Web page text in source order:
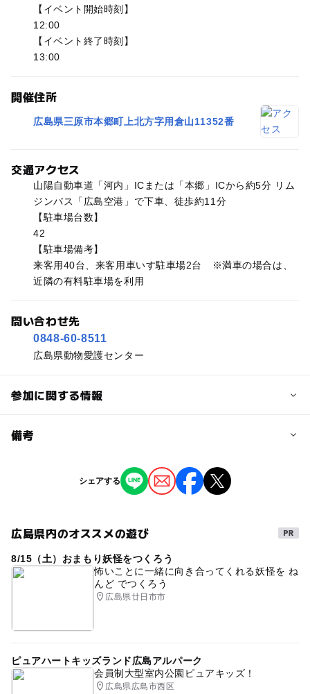
【イベント開始時刻】
12:00
【イベント終了時刻】
13:00
開催住所
広島県三原市本郷町上北方字用倉山11352番
交通アクセス
山陽自動車道「河内」ICまたは「本郷」ICから約5分 リム
ジンバス「広島空港」で下車、徒歩約11分
【駐車場台数】
42
【駐車場備考】
来客用40台、来客用車いす駐車場2台 ※満車の場合は、
近隣の有料駐車場を利用
問い合わせ先
0848-60-8511
広島県動物愛護センター
参加に関する情報
予約/応募
備考
※掲載の情報は天候や主催者側の都合などにより変更にな
ることがあります。
シェアする
広島県内のオススメの遊び
8/15（土）おまもり妖怪をつくろう
怖いことに一緒に向き合ってくれる妖怪を ね
んど でつくろう
広島県廿日市市
ピュアハートキッズランド広島アルパーク
会員制大型室内公園ピュアキッズ！
広島県広島市西区